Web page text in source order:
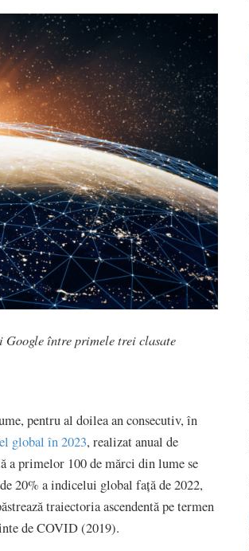
Google între primele trei clasate
pentru al doilea an consecutiv, în
global în 2023, realizat anual de
a primelor 100 de mărci din lume se
20% a indicelui global față de 2022,
traiectoria ascendentă pe termen
de COVID (2019).